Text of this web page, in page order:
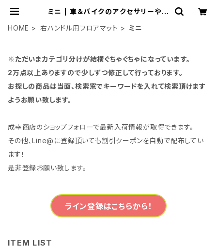
ミニ | 車＆バイクのアクセサリーやパ
店」
HOME 右ハンドル用フロアマット ミニ
※ただいまカテゴリ分けが結構ぐちゃぐちゃになっています。
2万点以上ありますので少しずつ修正して行っております。
お探しの商品は当面、検索窓でキーワードを入れて検索頂けます
ようお願い致します。
成幸商店のショップフォローで最新入荷情報が取得できます。
その他、Line@に登録頂いても割引クーポンを自動で配布してい
ます！
是非登録お願い致します。
ライン登録はこちらから！
ITEM LIST